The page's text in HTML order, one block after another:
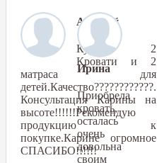
Алексей
Купили 2
Кровати и 2
матраса для
детей.Качество????????????.
Консультация Карины на
высоте!!!!!!Рекомендую
продукцию к
покупке.Карине огромное
СПАСИБО!!!!!!
Ирина
Приобрела
кровать,
осталась
очень
довольна
своим